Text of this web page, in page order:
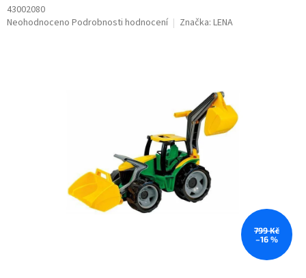
43002080
Průměrné
Neohodnoceno Podrobnosti hodnocení Značka: LENA
799 Kč
–16 %